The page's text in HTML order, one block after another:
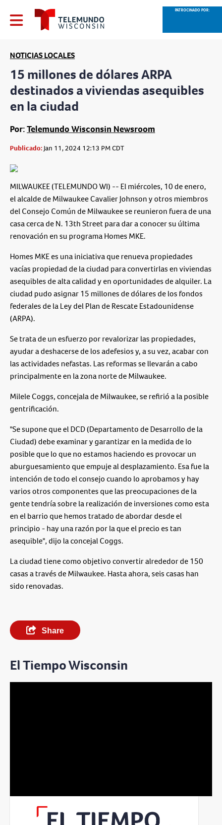
PATROCINADO POR:
NOTICIAS LOCALES
15 millones de dólares ARPA
destinados a viviendas asequibles
en la ciudad
Por:Telemundo Wisconsin Newsroom
Publicado:Jan 11, 2024 12:13 PM CDT
MILWAUKEE (TELEMUNDO WI) -- El miércoles, 10 de enero,
el alcalde de Milwaukee Cavalier Johnson y otros miembros
del Consejo Común de Milwaukee se reunieron fuera de una
casa cerca de N. 13th Street para dar a conocer su última
renovación en su programa Homes MKE.
Homes MKE es una iniciativa que renueva propiedades
vacías propiedad de la ciudad para convertirlas en viviendas
asequibles de alta calidad y en oportunidades de alquiler. La
ciudad pudo asignar 15 millones de dólares de los fondos
federales de la Ley del Plan de Rescate Estadounidense
(ARPA).
Se trata de un esfuerzo por revalorizar las propiedades,
ayudar a deshacerse de los adefesios y, a su vez, acabar con
las actividades nefastas. Las reformas se llevarán a cabo
principalmente en la zona norte de Milwaukee.
Milele Coggs, concejala de Milwaukee, se refirió a la posible
gentrificación.
"Se supone que el DCD (Departamento de Desarrollo de la
Ciudad) debe examinar y garantizar en la medida de lo
posible que lo que no estamos haciendo es provocar un
aburguesamiento que empuje al desplazamiento. Esa fue la
intención de todo el consejo cuando lo aprobamos y hay
varios otros componentes que las preocupaciones de la
gente tendría sobre la realización de inversiones como esta
en el barrio que hemos tratado de abordar desde el
principio - hay una razón por la que el precio es tan
asequible", dijo la concejal Coggs.
La ciudad tiene como objetivo convertir alrededor de 150
casas a través de Milwaukee. Hasta ahora, seis casas han
sido renovadas.
Share
El Tiempo Wisconsin